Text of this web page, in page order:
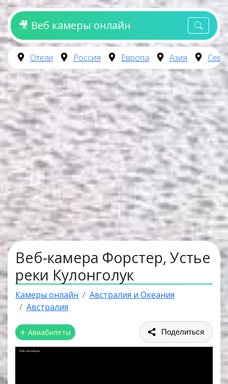
🎥 Веб камеры онлайн
Отели Россия Европа Азия
Веб-камера Форстер, Устье
реки Кулонголук
Камеры онлайн
Австралия и Океания
Австралия
✈ Авиабилеты Поделиться
Файл не найден